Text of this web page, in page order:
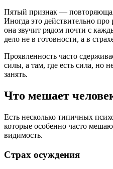
Пятый признак —
Иногда это действительно
она звучит рядом почти с
дело не в готовности, а в
Проявленность часто
силы, а там, где есть сила, но
занять.
Что мешает
Есть несколько типичных
которые особенно часто
видимость.
Страх осуждения